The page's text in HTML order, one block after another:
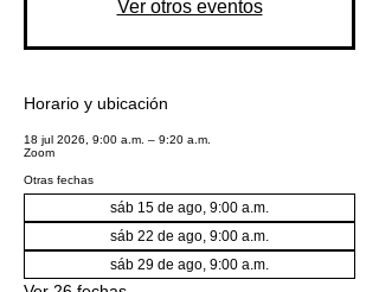
Ver otros eventos
Horario y ubicación
18 jul 2026, 9:00 a.m. – 9:20 a.m.
Zoom
Otras fechas
sáb 15 de ago, 9:00 a.m.
sáb 22 de ago, 9:00 a.m.
sáb 29 de ago, 9:00 a.m.